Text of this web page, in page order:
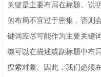
关键是主要布局在标题、说
的布局不宜过于密集，否则
键词应尽可能作为主要关键
缀可以在描述或副标题中布
搜索对象。因此，我们必须